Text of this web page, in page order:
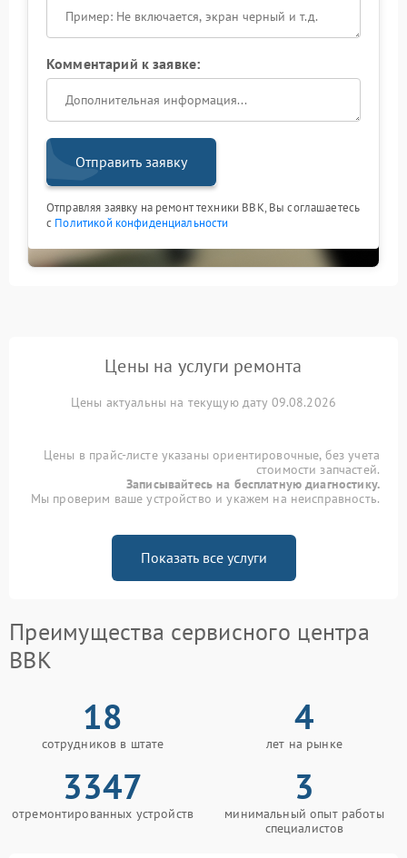
Комментарий к заявке:
Отправить заявку
Отправляя заявку на ремонт техники BBK, Вы соглашаетесь
с Политикой конфиденциальности
Цены на услуги ремонта
Цены актуальны на текущую дату 09.08.2026
Цены в прайс-листе указаны ориентировочные, без учета
стоимости запчастей.
Записывайтесь на бесплатную диагностику.
Мы проверим ваше устройство и укажем на неисправность.
Показать все услуги
Преимущества сервисного центра
BBK
18
сотрудников в штате
4
лет на рынке
3347
отремонтированных устройств
3
минимальный опыт работы
специалистов